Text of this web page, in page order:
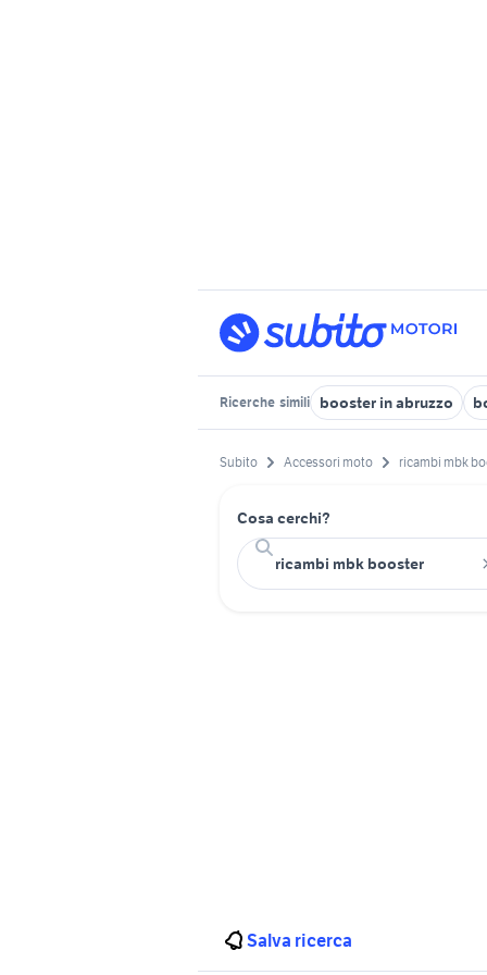
Ricerche simili booster in abruzzo
Subito Accessori moto ricambi mbk
Cosa cerchi?
Salva ricerca